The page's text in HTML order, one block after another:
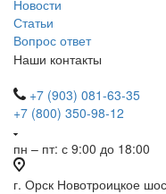
Новости
Статьи
Вопрос ответ
Наши контакты
+7 (903) 081-63-35
+7 (800) 350-98-12
пн – пт: с 9:00 до 18:00
г. Орск Новотроицкое